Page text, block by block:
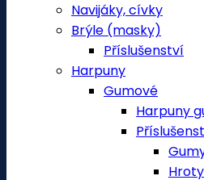
Navijáky, cívky
Brýle (masky)
Příslušenství
Harpuny
Gumové
Harpuny
Hroty